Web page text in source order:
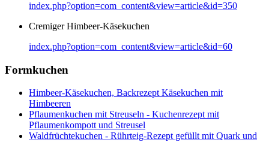
index.php?option=com_content&view=article&id=350
Cremiger Himbeer-Käsekuchen
index.php?option=com_content&view=article&id=60
Formkuchen
Himbeer-Käsekuchen, Backrezept Käsekuchen mit
Himbeeren
Pflaumenkuchen mit Streuseln - Kuchenrezept mit
Pflaumenkompott und Streusel
Waldfrüchtekuchen - Rührteig-Rezept gefüllt mit Quark und